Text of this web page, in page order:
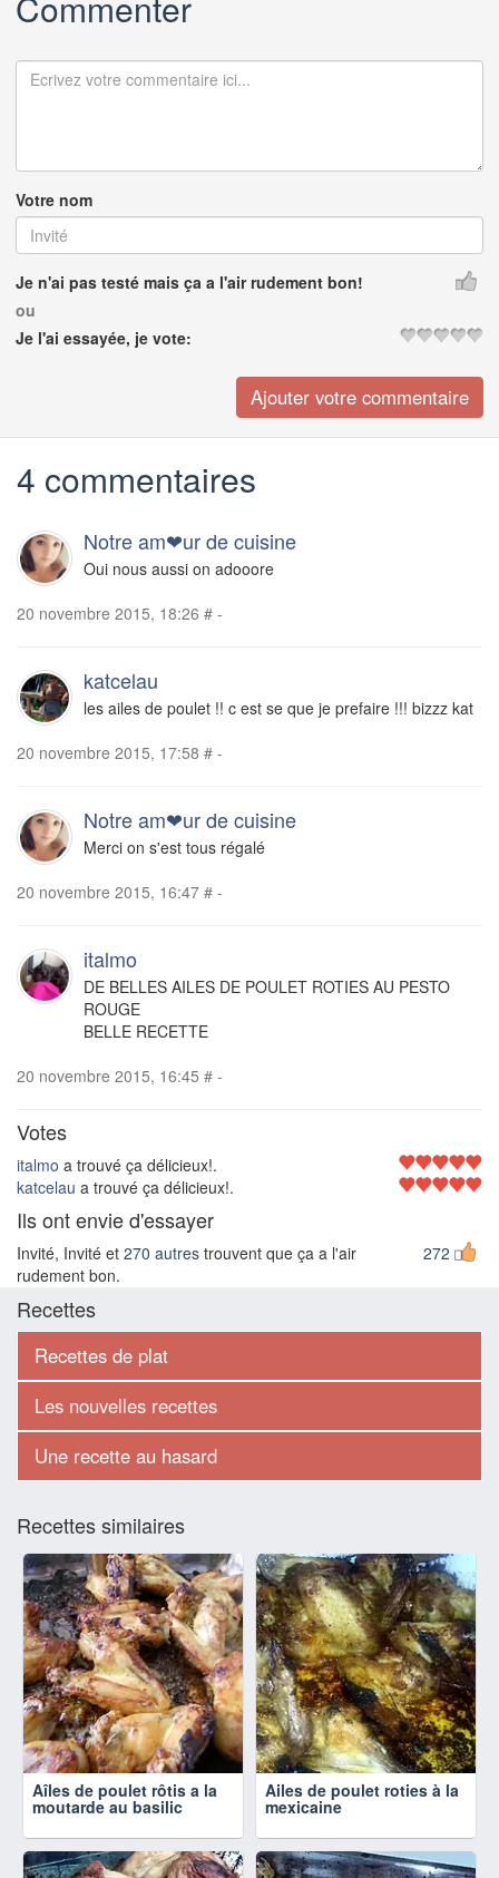
Votre nom
Je n'ai pas testé mais ça a l'air rudement bon!
ou
Je l'ai essayée, je vote:
4 commentaires
Notre am❤ur de cuisine
Oui nous aussi on adooore
20 novembre 2015, 18:26 # -
katcelau
les ailes de poulet !! c est se que je prefaire !!! bizzz kat
20 novembre 2015, 17:58 # -
Notre am❤ur de cuisine
Merci on s'est tous régalé
20 novembre 2015, 16:47 # -
italmo
DE BELLES AILES DE POULET ROTIES AU PESTO
ROUGE
BELLE RECETTE
20 novembre 2015, 16:45 # -
Votes
italmo a trouvé ça délicieux!.
katcelau a trouvé ça délicieux!.
Ils ont envie d'essayer
272
Invité, Invité et 270 autres trouvent que ça a l'air
rudement bon.
Recettes
Recettes de plat
Les nouvelles recettes
Une recette au hasard
Recettes similaires
Aîles de poulet rôtis a la
moutarde au basilic
Ailes de poulet roties à la
mexicaine